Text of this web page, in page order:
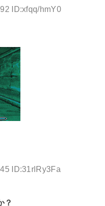
ID:xfqq/hmY0
ID:31rlRy3Fa
？